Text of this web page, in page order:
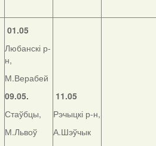
01.05
Любанскі р-
н,
М.Верабей
09.05.
Стаўбцы,
М.Львоў
11.05
Рэчыцкі р-н,
А.Шэўчык